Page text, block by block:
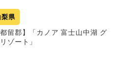
梨県
都留郡】「カノア 富士山中湖 グ
ゾート」